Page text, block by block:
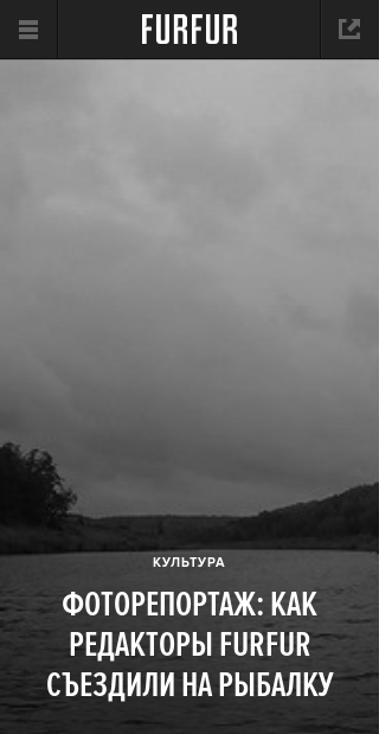
КУЛЬТУРА
ФОТОРЕПОРТАЖ: КАК
РЕДАКТОРЫ FURFUR
СЪЕЗДИЛИ НА РЫБАЛКУ